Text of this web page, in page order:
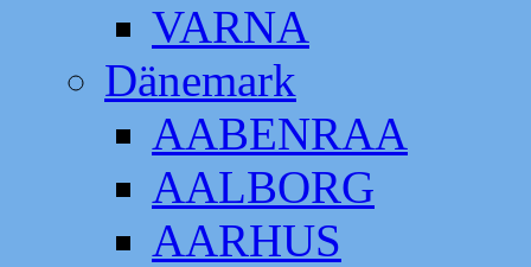
VARNA
Dänemark
AABENRAA
AALBORG
AARHUS